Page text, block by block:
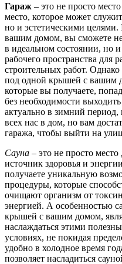
Гараж – это не просто
место, которое может
но и эстетическими
вашим домом, вы сможете
в идеальном состоянии, но и
рабочего пространства для
строительных работ.
под одной крышей с вашим
которые вы получаете,
без необходимости
актуально в зимний период,
всех нас в дом, но вам
гаража, чтобы выйти на
Сауна – это не просто
источник здоровья и
получаете уникальную
процедуры, которые
очищают организм от
энергией. А особенностью
крышей с вашим домом,
наслаждаться этими
условиях, не покидая
удобно в холодное время
позволяет насладиться